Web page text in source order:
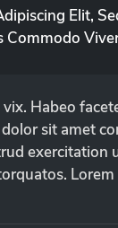
Elit,
Commodo
Habeo
sit amet
exercitation